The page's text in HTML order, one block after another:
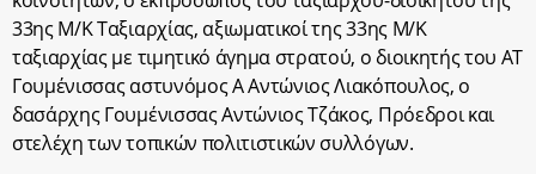
33ης Μ/Κ Ταξιαρχίας, αξιωματικοί της 33ης Μ/Κ
ταξιαρχίας με τιμητικό άγημα στρατού, ο διοικητής του ΑΤ
Γουμένισσας αστυνόμος Α Αντώνιος Λιακόπουλος, ο
δασάρχης Γουμένισσας Αντώνιος Τζάκος, Πρόεδροι και
στελέχη των τοπικών πολιτιστικών συλλόγων.